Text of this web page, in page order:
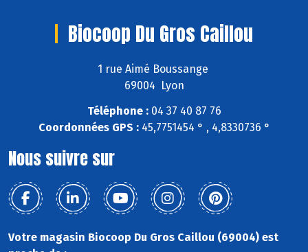
Biocoop Du Gros Caillou
1 rue Aimé Boussange
69004 Lyon
Téléphone :04 37 40 87 76
Coordonnées GPS :45,7751454 ° , 4,8330736 °
Nous suivre sur
Votre magasin Biocoop Du Gros Caillou (69004) est